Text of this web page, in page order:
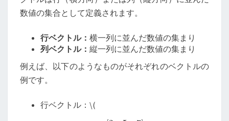
数値の集合として定義されます。
行ベクトル： 横一列に並んだ数値の集まり
列ベクトル： 縦一列に並んだ数値の集まり
例えば、以下のようなものがそれぞれのベクトルの
例です。
行ベクトル： \(